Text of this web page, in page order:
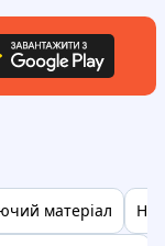
матеріал